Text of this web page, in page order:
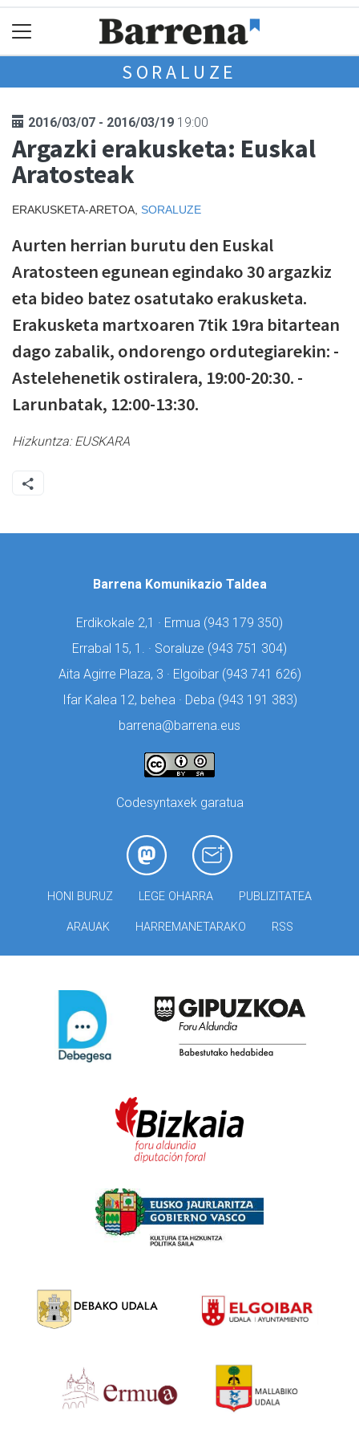
SORALUZE
2016/03/07 - 2016/03/19 19:00
Argazki erakusketa: Euskal
Aratosteak
ERAKUSKETA-ARETOA, SORALUZE
Aurten herrian burutu den Euskal
Aratosteen egunean egindako 30 argazkiz
eta bideo batez osatutako erakusketa.
Erakusketa martxoaren 7tik 19ra bitartean
dago zabalik, ondorengo ordutegiarekin: -
Astelehenetik ostiralera, 19:00-20:30. -
Larunbatak, 12:00-13:30.
Hizkuntza:EUSKARA
Barrena Komunikazio Taldea
Erdikokale 2,1 · Ermua (943 179 350)
Errabal 15, 1. · Soraluze (943 751 304)
Aita Agirre Plaza, 3 · Elgoibar (943 741 626)
Ifar Kalea 12, behea · Deba (943 191 383)
barrena@barrena.eus
Codesyntaxek garatua
HONI BURUZ LEGE OHARRA PUBLIZITATEA
ARAUAK HARREMANETARAKO RSS